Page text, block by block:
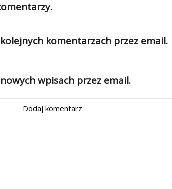
komentarzach przez email.
wpisach przez email.